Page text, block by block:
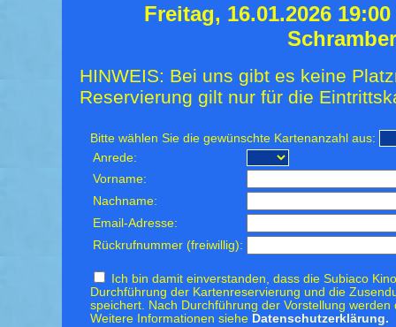
Freitag, 16.01.2026
HINWEIS: Bei uns gibt es keine
Reservierung gilt nur für die
Bitte wählen Sie die gewünschte Kartenanzahl aus:
Anrede:
Vorname:
Nachname:
Email-Adresse:
Rückrufnummer (freiwillig):
Ich bin damit einverstanden, dass die Subiaco
Durchführung der Kartenreservierung und die
speichert. Nach Durchführung der Vorstellung
Weitere Informationen siehe Datenschutzerklärung.